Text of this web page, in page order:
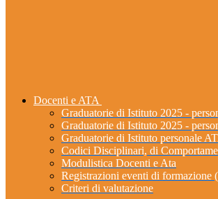
Docenti e ATA
Graduatorie di Istituto 2025 -
Graduatorie di Istituto 2025 -
Graduatorie di Istituto personale
Codici Disciplinari, di
Modulistica Docenti e Ata
Registrazioni eventi di formazione
Criteri di valutazione